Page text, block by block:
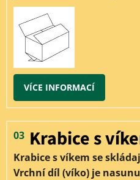
VÍCE INFORMACÍ
03 Krabice s
Krabice s víkem se
Vrchní díl (víko) je